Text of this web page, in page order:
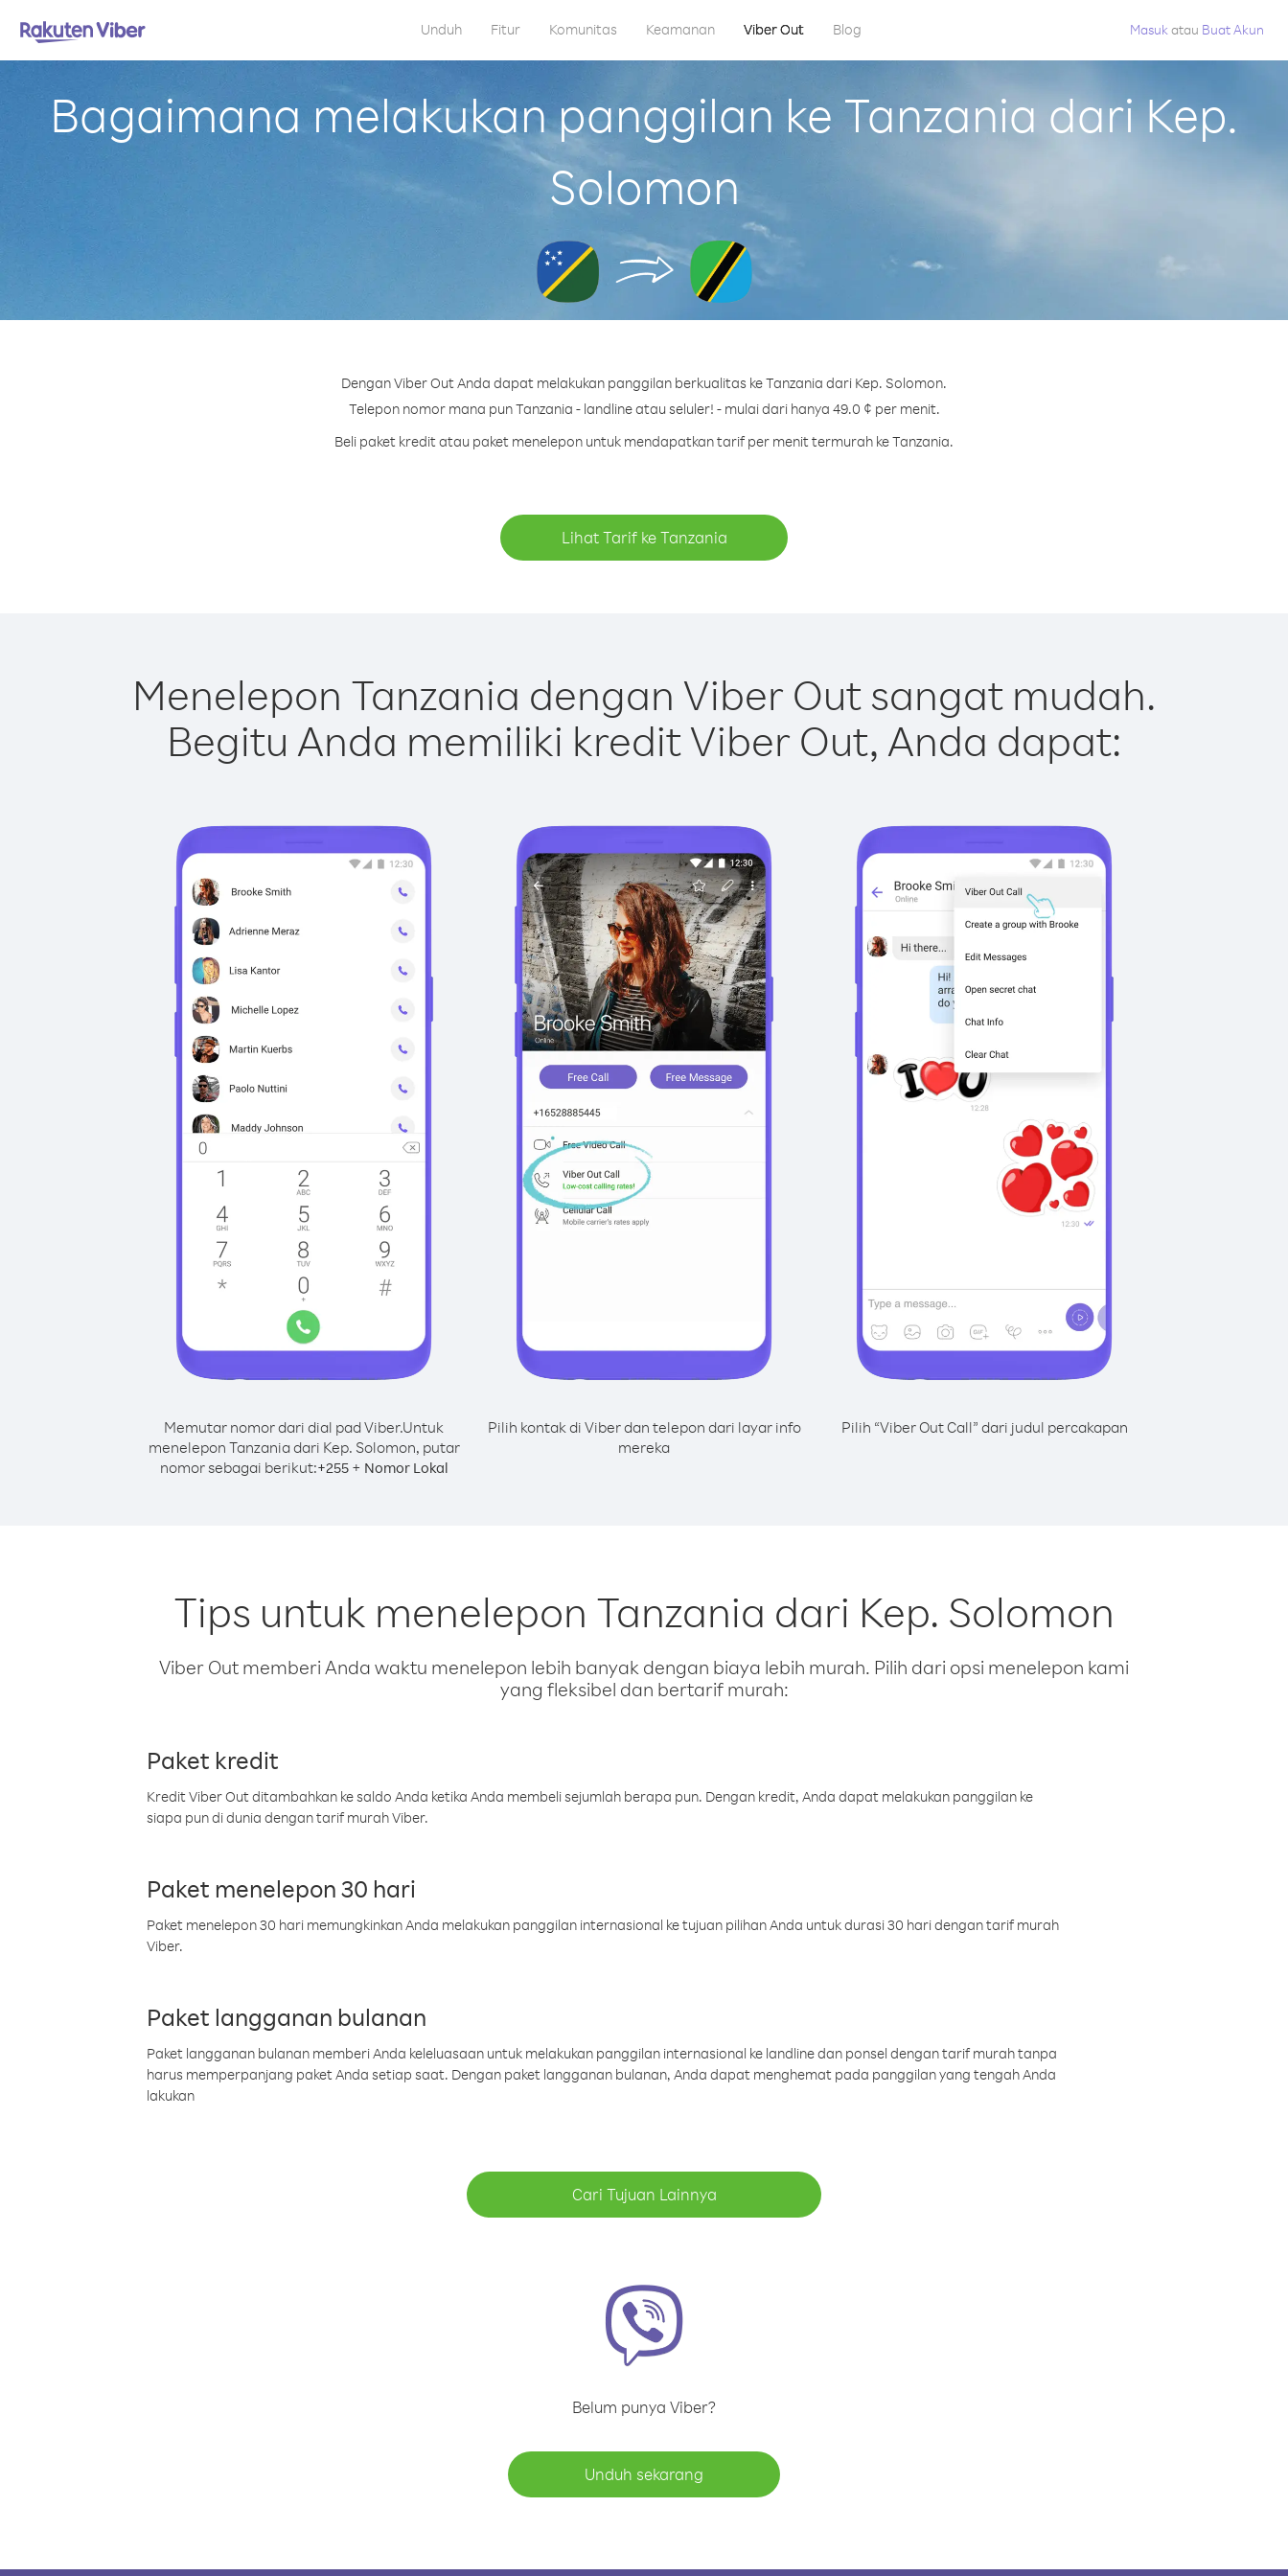
Unduh Fitur Komunitas Keamanan Viber Out Blog Masuk atau Buat Akun
Bagaimana melakukan panggilan ke Tanzania dari Kep.
Solomon
Dengan Viber Out Anda dapat melakukan panggilan berkualitas ke Tanzania dari Kep. Solomon.
Telepon nomor mana pun Tanzania - landline atau seluler! - mulai dari hanya 49.0 ¢ per menit.
Beli paket kredit atau paket menelepon untuk mendapatkan tarif per menit termurah ke Tanzania.
Lihat Tarif ke Tanzania
Menelepon Tanzania dengan Viber Out sangat mudah.
Begitu Anda memiliki kredit Viber Out, Anda dapat:
Memutar nomor dari dial pad Viber.Untuk
menelepon Tanzania dari Kep. Solomon, putar
nomor sebagai berikut:+255+ Nomor Lokal
Pilih kontak di Viber dan telepon dari layar info
mereka
Pilih “Viber Out Call” dari judul percakapan
Tips untuk menelepon Tanzania dari Kep. Solomon
Viber Out memberi Anda waktu menelepon lebih banyak dengan biaya lebih murah. Pilih dari opsi menelepon kami
yang fleksibel dan bertarif murah:
Paket kredit
Kredit Viber Out ditambahkan ke saldo Anda ketika Anda membeli sejumlah berapa pun. Dengan kredit, Anda dapat melakukan panggilan ke
siapa pun di dunia dengan tarif murah Viber.
Paket menelepon 30 hari
Paket menelepon 30 hari memungkinkan Anda melakukan panggilan internasional ke tujuan pilihan Anda untuk durasi 30 hari dengan tarif murah
Viber.
Paket langganan bulanan
Paket langganan bulanan memberi Anda keleluasaan untuk melakukan panggilan internasional ke landline dan ponsel dengan tarif murah tanpa
harus memperpanjang paket Anda setiap saat. Dengan paket langganan bulanan, Anda dapat menghemat pada panggilan yang tengah Anda
lakukan
Cari Tujuan Lainnya
Belum punya Viber?
Unduh sekarang